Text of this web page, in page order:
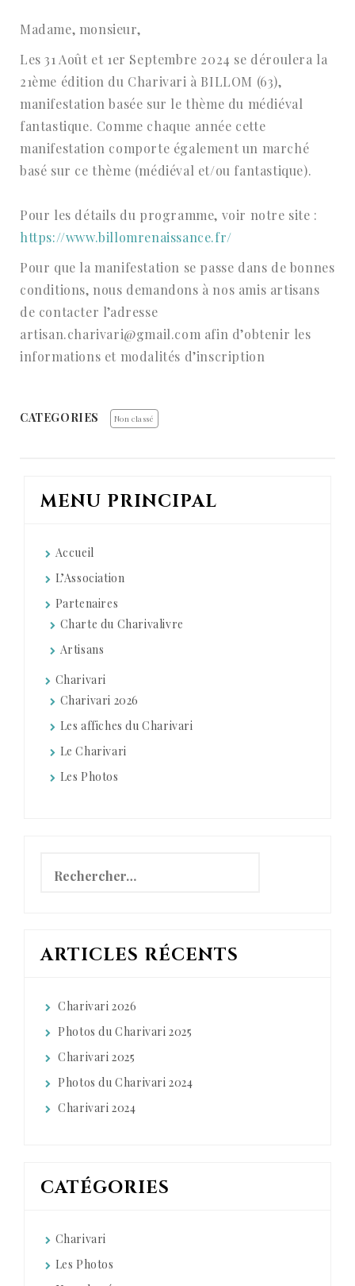
Madame, monsieur,
Les 31 Août et 1er Septembre 2024 se déroulera la
21ème édition du Charivari à BILLOM (63),
manifestation basée sur le thème du médiéval
fantastique. Comme chaque année cette
manifestation comporte également un marché
basé sur ce thème (médiéval et/ou fantastique).
Pour les détails du programme, voir notre site :
https://www.billomrenaissance.fr/
Pour que la manifestation se passe dans de bonnes
conditions, nous demandons à nos amis artisans
de contacter l’adresse
artisan.charivari@gmail.com afin d’obtenir les
informations et modalités d’inscription
CATEGORIES Non classé
MENU PRINCIPAL
Accueil
L’Association
Partenaires
Charte du Charivalivre
Artisans
Charivari
Charivari 2026
Les affiches du Charivari
Le Charivari
Les Photos
ARTICLES RÉCENTS
Charivari 2026
Photos du Charivari 2025
Charivari 2025
Photos du Charivari 2024
Charivari 2024
CATÉGORIES
Charivari
Les Photos